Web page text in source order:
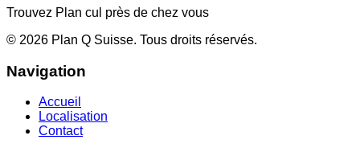
Trouvez Plan cul près de chez vous
© 2026 Plan Q Suisse. Tous droits réservés.
Navigation
Accueil
Localisation
Contact